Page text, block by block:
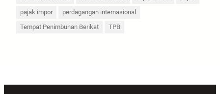
pajak impor
perdagangan internasional
Tempat Penimbunan Berikat
TPB